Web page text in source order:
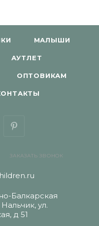
МАЛЫШИ
АУТЛЕТ
ОПТОВИКАМ
ЗАКАЗАТЬ ЗВОНОК
Балкарская
ул.
д 51